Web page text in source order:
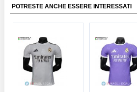
POTRESTE ANCHE ESSERE INTERESSATI